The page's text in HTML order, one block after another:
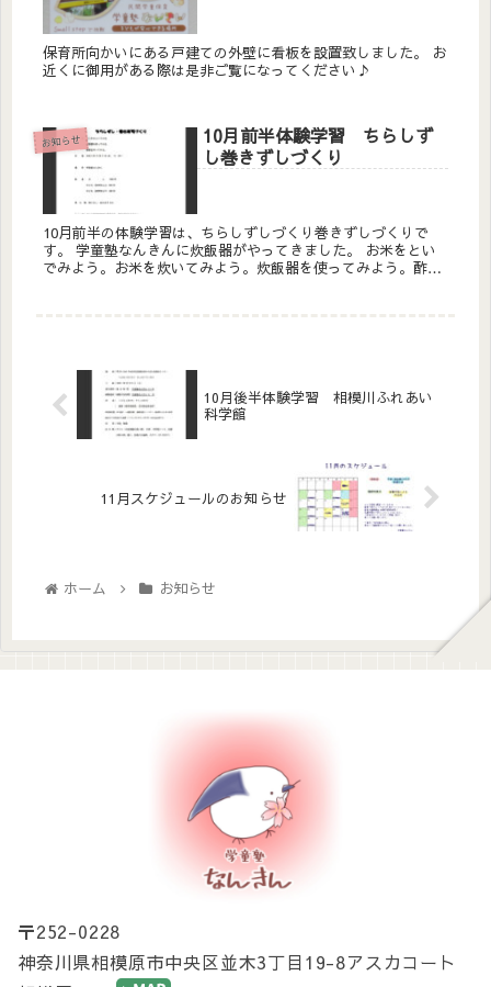
保育所向かいにある戸建ての外壁に看板を設置致しました。 お
近くに御用がある際は是非ご覧になってください♪
お知らせ
10月前半体験学習 ちらしず
し巻きずしづくり
10月前半の体験学習は、ちらしずしづくり巻きずしづくりで
す。 学童塾なんきんに炊飯器がやってきました。 お米をとい
でみよう。お米を炊いてみよう。炊飯器を使ってみよう。酢飯
10月後半体験学習 相模川ふれあい
科学館
11月スケジュールのお知らせ
ホーム お知らせ
〒252-0228
神奈川県相模原市中央区並木3丁目19-8アスカコート